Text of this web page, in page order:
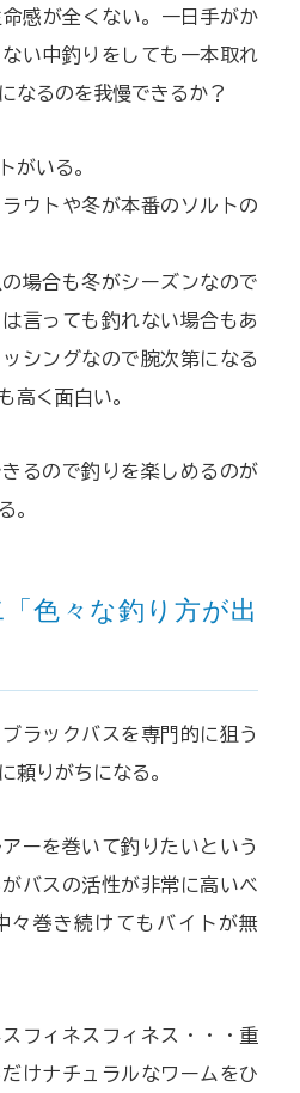
感が全くない。一日手がか
い中釣りをしても一本取れ
なるのを我慢できるか？
がいる。
ウトや冬が本番のソルトの
場合も冬がシーズンなので
言っても釣れない場合もあ
シングなので腕次第になる
高く面白い。
るので釣りを楽しめるのが
。
色々な釣り方が出
ラックバスを専門的に狙う
頼りがちになる。
ーを巻いて釣りたいという
バスの活性が非常に高いベ
々巻き続けてもバイトが無
フィネスフィネス・・・重
けナチュラルなワームをひ